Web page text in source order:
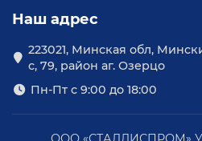
Наш адрес
223021, Минская обл,
с, 79, район аг. Озерцо
Пн-Пт с 9:00 до 18:00